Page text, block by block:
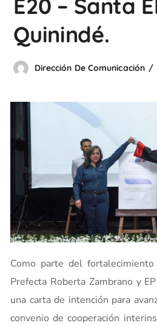
E20 – Santa
Quinindé.
Dirección De Comunicación
Como parte del
Prefecta Roberta Zambrano y
una carta de intención para
convenio de cooperación